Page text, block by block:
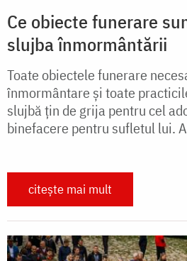
Ce obiecte funerare
slujba înmormântării
Toate obiectele funerare
înmormântare și toate
slujbă țin de grija pentru cel
binefacere pentru sufletul lui.
citește mai mult